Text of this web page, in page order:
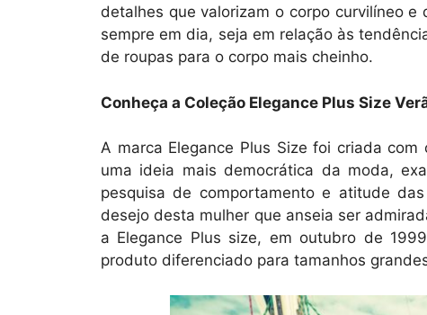
detalhes que valorizam o corpo curvilíneo
sempre em dia, seja em relação às
de roupas para o corpo mais cheinho.
Conheça a Coleção Elegance Plus Size
A marca Elegance Plus Size foi criada
uma ideia mais democrática da moda,
pesquisa de comportamento e atitude
desejo desta mulher que anseia ser
a Elegance Plus size, em outubro de
produto diferenciado para tamanhos